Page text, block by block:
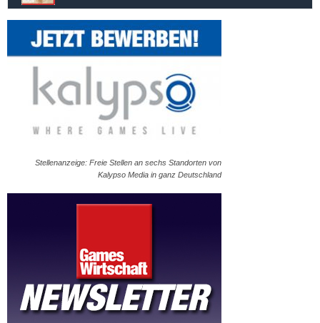
Stellenanzeige: Freie Stellen an sechs Standorten von
Kalypso Media in ganz Deutschland